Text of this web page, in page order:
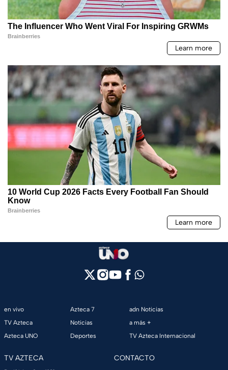
en vivo
TV Azteca
Azteca UNO
Azteca 7
Noticias
Deportes
adn Noticias
a más +
TV Azteca Internacional
TV AZTECA CONTACTO